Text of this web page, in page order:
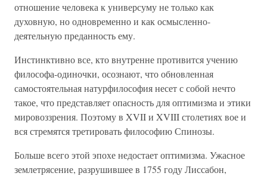
отношение человека к универсуму не только как
духовную, но одновременно и как осмысленно-
деятельную преданность ему.
Инстинктивно все, кто внутренне противится учению
философа-одиночки, осознают, что обновленная
самостоятельная натурфилософия несет с собой нечто
такое, что представляет опасность для оптимизма и этики
мировоззрения. Поэтому в XVII и XVIII столетиях вое и
вся стремятся третировать философию Спинозы.
Больше всего этой эпохе недостает оптимизма. Ужасное
землетрясение, разрушившее в 1755 году Лиссабон,